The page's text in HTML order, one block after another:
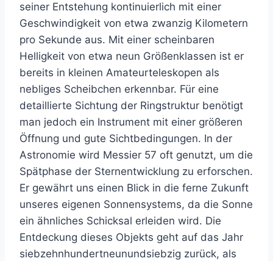
seiner Entstehung kontinuierlich mit einer
Geschwindigkeit von etwa zwanzig Kilometern
pro Sekunde aus. Mit einer scheinbaren
Helligkeit von etwa neun Größenklassen ist er
bereits in kleinen Amateurteleskopen als
nebliges Scheibchen erkennbar. Für eine
detaillierte Sichtung der Ringstruktur benötigt
man jedoch ein Instrument mit einer größeren
Öffnung und gute Sichtbedingungen. In der
Astronomie wird Messier 57 oft genutzt, um die
Spätphase der Sternentwicklung zu erforschen.
Er gewährt uns einen Blick in die ferne Zukunft
unseres eigenen Sonnensystems, da die Sonne
ein ähnliches Schicksal erleiden wird. Die
Entdeckung dieses Objekts geht auf das Jahr
siebzehnhundertneunundsiebzig zurück, als